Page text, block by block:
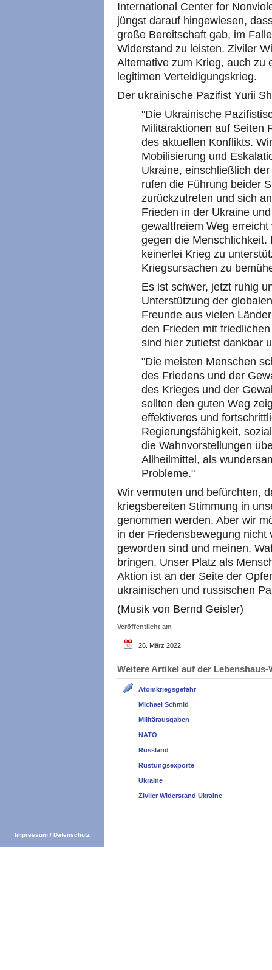
International Center for
jüngst darauf hingewiesen,
große Bereitschaft gab, im
Widerstand zu leisten. Ziviler
Alternative zum Krieg, auch zu
legitimen Verteidigungskrieg.
Der ukrainische Pazifist Yurii
"Die Ukrainische
Militäraktionen auf Seiten
des aktuellen Konflikts.
Mobilisierung und
Ukraine, einschließlich
rufen die Führung beider
zurückzutreten und sich
Frieden in der Ukraine
gewaltfreiem Weg
gegen die
keinerlei Krieg zu
Kriegsursachen zu
Es ist schwer, jetzt ruhig
Unterstützung der
Freunde aus vielen
den Frieden mit
sind hier zutiefst dankbar
"Die meisten Menschen
des Friedens und der
des Krieges und der
sollten den guten Weg
effektiveres und
Regierungsfähigkeit,
die Wahnvorstellungen
Allheilmittel, als
Probleme."
Wir vermuten und befürchten,
kriegsbereiten Stimmung in
genommen werden. Aber wir
in der Friedensbewegung
geworden sind und meinen,
bringen. Unser Platz als
Aktion ist an der Seite der
ukrainischen und russischen
(Musik von Bernd Geisler)
Veröffentlicht am
26. März 2022
Weitere Artikel auf der
Atomkriegsgefahr
Michael Schmid
Militärausgaben
NATO
Russland
Rüstungsexporte
Ukraine
Ziviler Widerstand Ukraine
Impressum / Datenschutz